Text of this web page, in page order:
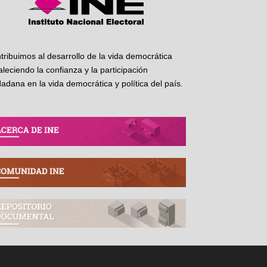
al desarrollo de la vida democrática
la confianza y la participación
en la vida democrática y política del país.